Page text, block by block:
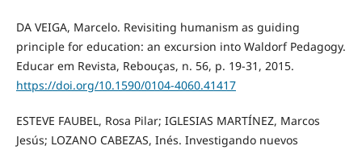
DA VEIGA, Marcelo. Revisiting humanism as guiding
principle for education: an excursion into Waldorf Pedagogy.
Educar em Revista, Rebouças, n. 56, p. 19-31, 2015.
https://doi.org/10.1590/0104-4060.41417
ESTEVE FAUBEL, Rosa Pilar; IGLESIAS MARTÍNEZ, Marcos
Jesús; LOZANO CABEZAS, Inés. Investigando nuevos